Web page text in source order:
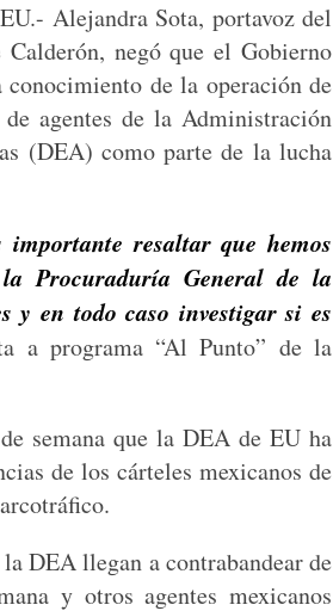
Alejandra Sota, portavoz del
Calderón, negó que el Gobierno
de la operación de
agentes de la Administración
(DEA) como parte de la lucha
resaltar que hemos
Procuraduría General de la
y en todo caso investigar si es
a programa “Al Punto” de la
semana que la DEA de EU ha
de los cárteles mexicanos de
DEA llegan a contrabandear de
y otros agentes mexicanos